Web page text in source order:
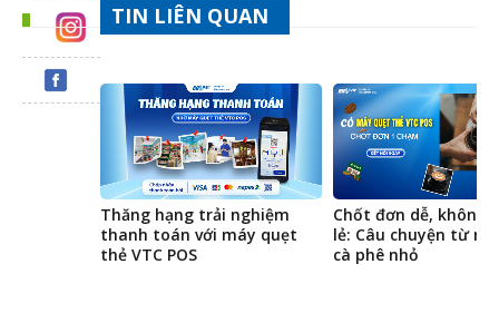
TIN LIÊN QUAN
Thăng hạng trải nghiệm
thanh toán với máy quẹt
thẻ VTC POS
Chốt đơn dễ, không
lẻ: Câu chuyện từ
cà phê nhỏ